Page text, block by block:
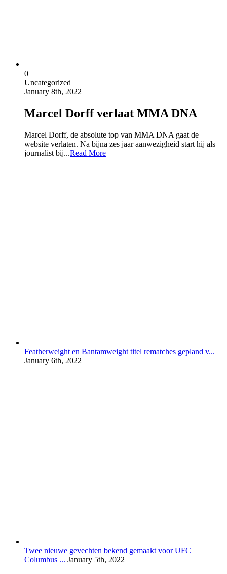
0
Uncategorized
January 8th, 2022
Marcel Dorff verlaat MMA DNA
Marcel Dorff, de absolute top van MMA DNA gaat de
website verlaten. Na bijna zes jaar aanwezigheid start hij als
journalist bij...Read More
Featherweight en Bantamweight titel rematches gepland v...
January 6th, 2022
Twee nieuwe gevechten bekend gemaakt voor UFC
Columbus ... January 5th, 2022